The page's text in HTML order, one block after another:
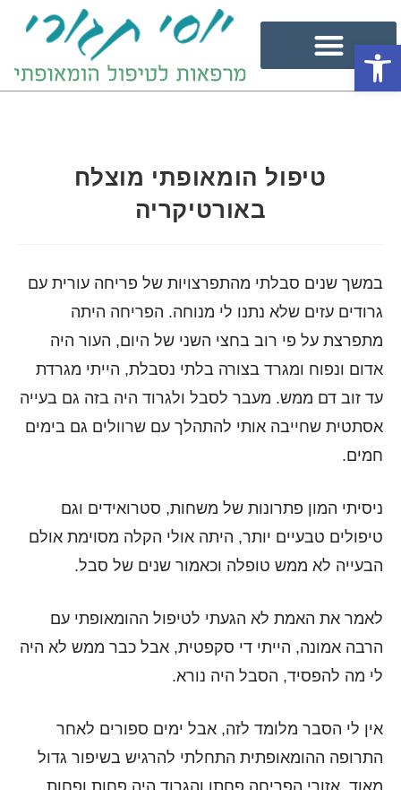
פתח סרגל נגישות
טיפול הומאופתי מוצלח
באורטיקריה
במשך שנים סבלתי מהתפרצויות של פריחה עורית עם
גרודים עזים שלא נתנו לי מנוחה. הפריחה היתה
מתפרצת על פי רוב בחצי השני של היום, העור היה
אדום ונפוח ומגרד בצורה בלתי נסבלת, הייתי מגרדת
עד זוב דם ממש. מעבר לסבל ולגרוד היה בזה גם בעייה
אסתטית שחייבה אותי להתהלך עם שרוולים גם בימים
חמים.
ניסיתי המון פתרונות של משחות, סטרואידים וגם
טיפולים טבעיים יותר, היתה אולי הקלה מסוימת אולם
הבעייה לא ממש טופלה וכאמור שנים של סבל.
לאמר את האמת לא הגעתי לטיפול ההומאופתי עם
הרבה אמונה, הייתי די סקפטית, אבל כבר ממש לא היה
לי מה להפסיד, הסבל היה נורא.
אין לי הסבר מלומד לזה, אבל ימים ספורים לאחר
התרופה ההומאופתית התחלתי להרגיש בשיפור גדול
מאוד, אזורי הפריחה פחתו והגרוד היה פחות ופחות